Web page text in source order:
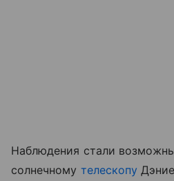
Наблюдения стали
солнечному телескопу